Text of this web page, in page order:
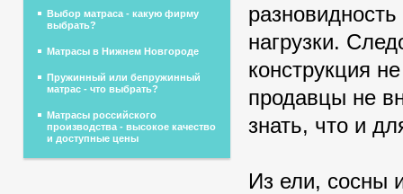
нагрузки.
конструкция
продавцы не
знать, что и
Из ели, сосны
Выбор матраса - какую фирму
выбрать?
Матрасы в Нижнем Новгороде
Пружинный или бепружинный
матрас - что выбрать?
Матрасы российского
производства - высокое качество
и доступные цены